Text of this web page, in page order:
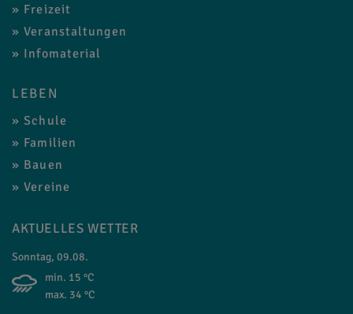
Freizeit
Veranstaltungen
Infomaterial
LEBEN
Schule
Familien
Bauen
Vereine
AKTUELLES WETTER
Sonntag, 09.08.
min. 15 °C
max. 34 °C